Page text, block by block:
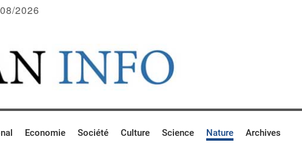
2026
Economie Société Culture Science Nature Archives